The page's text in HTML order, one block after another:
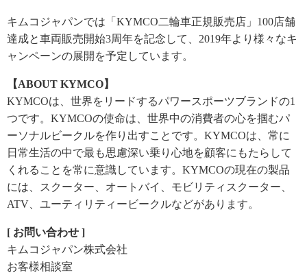
キムコジャパンでは「KYMCO二輪車正規販売店」100店舗
達成と車両販売開始3周年を記念して、2019年より様々なキ
ャンペーンの展開を予定しています。
【ABOUT KYMCO】
KYMCOは、世界をリードするパワースポーツブランドの1
つです。KYMCOの使命は、世界中の消費者の心を掴むパ
ーソナルビークルを作り出すことです。KYMCOは、常に
日常生活の中で最も思慮深い乗り心地を顧客にもたらして
くれることを常に意識しています。KYMCOの現在の製品
には、スクーター、オートバイ、モビリティスクーター、
ATV、ユーティリティービークルなどがあります。
[ お問い合わせ ]
キムコジャパン株式会社
お客様相談室